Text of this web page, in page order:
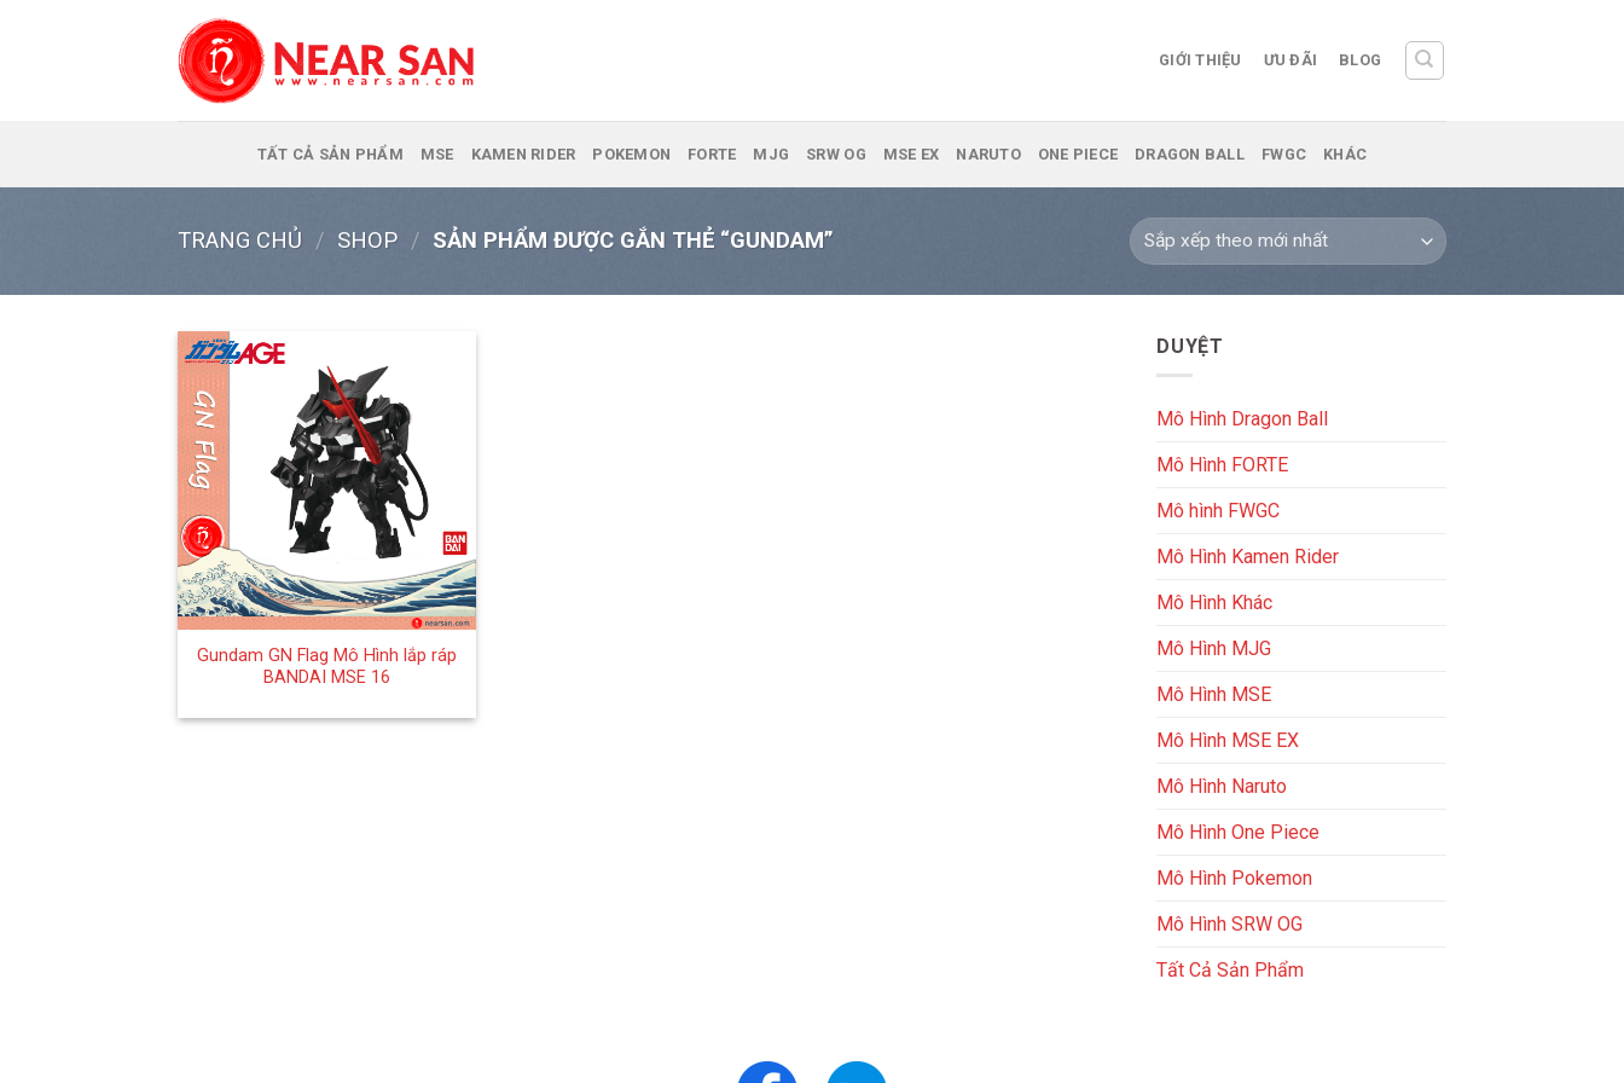
GIỚI THIỆU ƯU ĐÃI BLOG
TẤT CẢ SẢN PHẨM MSE KAMEN RIDER POKEMON FORTE MJG SRW OG MSE EX NARUTO ONE PIECE DRAGON BALL FWGC KHÁC
TRANG CHỦ / SHOP / SẢN PHẨM ĐƯỢC GẮN THẺ “GUNDAM”
+
Gundam GN Flag Mô Hình lắp ráp
BANDAI MSE 16
DUYỆT
Mô Hình Dragon Ball
Mô Hình FORTE
Mô hình FWGC
Mô Hình Kamen Rider
Mô Hình Khác
Mô Hình MJG
Mô Hình MSE
Mô Hình MSE EX
Mô Hình Naruto
Mô Hình One Piece
Mô Hình Pokemon
Mô Hình SRW OG
Tất Cả Sản Phẩm